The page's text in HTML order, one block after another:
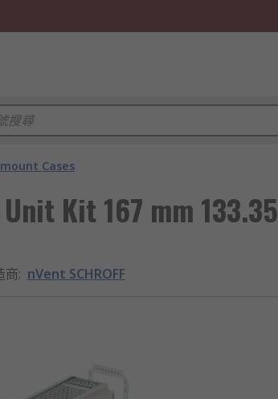
Cases
Unit Kit 167 mm 133.35
商: nVent SCHROFF